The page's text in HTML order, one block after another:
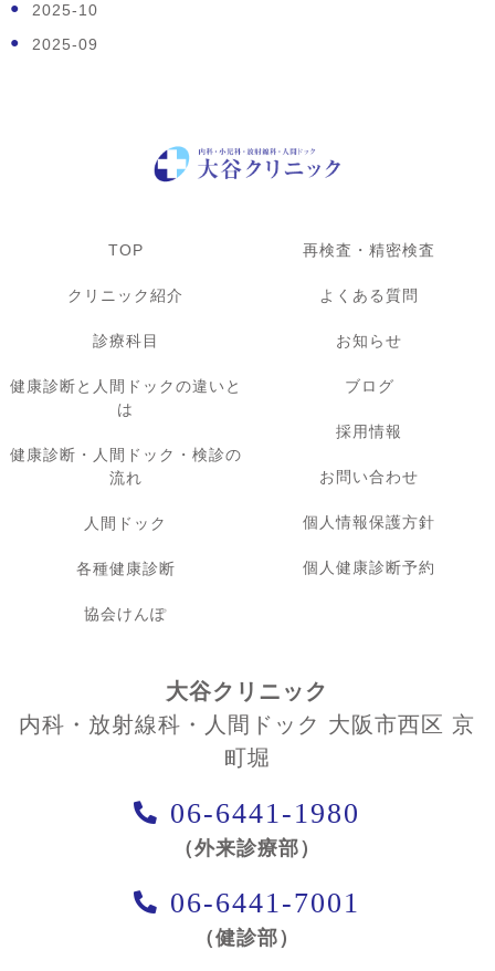
2025-10
2025-09
TOP
クリニック紹介
診療科目
健康診断と人間ドックの違いと
は
健康診断・人間ドック・検診の
流れ
人間ドック
各種健康診断
協会けんぽ
再検査・精密検査
よくある質問
お知らせ
ブログ
採用情報
お問い合わせ
個人情報保護方針
個人健康診断予約
大谷クリニック
内科・放射線科・人間ドック 大阪市西区 京
町堀
06-6441-1980
（外来診療部）
06-6441-7001
（健診部）